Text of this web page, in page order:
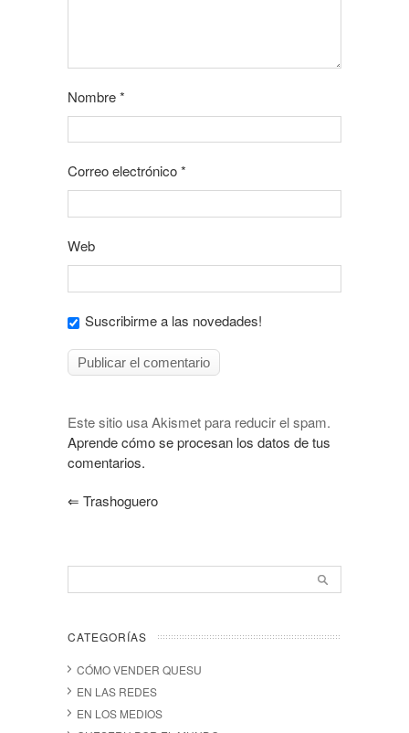
Nombre*
Correo electrónico*
Web
Suscribirme a las novedades!
Este sitio usa Akismet para reducir el spam.
Aprende cómo se procesan los datos de tus
comentarios.
⇐ Trashoguero
CATEGORÍAS
CÓMO VENDER QUESU
EN LAS REDES
EN LOS MEDIOS